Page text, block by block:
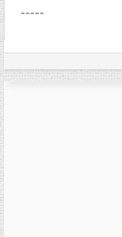
-----